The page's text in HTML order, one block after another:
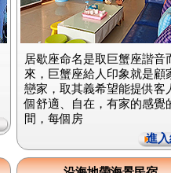
居歇座命名是取巨蟹座諧音
來，巨蟹座給人印象就是顧
戀家，取其義希望能提供客
個舒適、自在，有家的感覺
間，每個房
進